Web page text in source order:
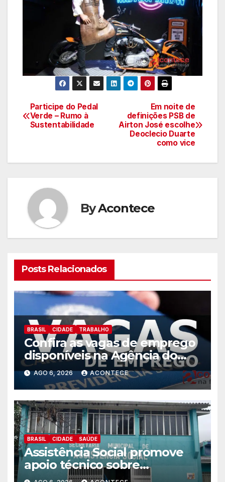
Navegação
de
Em noite de
definições PSB de
Airton José escolhe
Deoclecio Duarte
como vice
Participe do Pedal
Verde – Rumo à
Sustentabilidade
ByAcontece
Posts Relacionados
BRASIL CIDADE TRABALHO
Confira as vagas de emprego
disponíveis na Agência do
Trabalhador
AGO 6, 2026 ACONTECE
BRASIL CIDADE SAÚDE
Assistência Social promove
apoio técnico sobre
preparação e resposta a